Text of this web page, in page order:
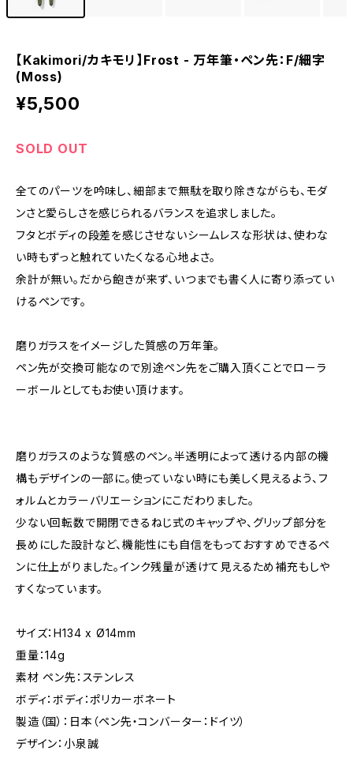
【Kakimori/カキモリ】Frost - 万年筆・ペン先：F/細字
(Moss)
¥5,500
SOLD OUT
全てのパーツを吟味し、細部まで無駄を取り除きながらも、モダ
ンさと愛らしさを感じられるバランスを追求しました。
フタとボディの段差を感じさせないシームレスな形状は、使わな
い時もずっと触れていたくなる心地よさ。
余計が無い。だから飽きが来ず、いつまでも書く人に寄り添ってい
けるペンです。
磨りガラスをイメージした質感の万年筆。
ペン先が交換可能なので別途ペン先をご購入頂くことでローラ
ーボールとしてもお使い頂けます。
磨りガラスのような質感のペン。半透明によって透ける内部の機
構もデザインの一部に。使っていない時にも美しく見えるよう、フ
ォルムとカラーバリエーションにこだわりました。
少ない回転数で開閉できるねじ式のキャップや、グリップ部分を
長めにした設計など、機能性にも自信をもっておすすめできるペ
ンに仕上がりました。インク残量が透けて見えるため補充もしや
すくなっています。
サイズ：H134 x Ø14mm
重量：14g
素材 ペン先：ステンレス
ボディ：ボディ：ポリカーボネート
製造（国）：日本（ペン先・コンバーター：ドイツ）
デザイン：小泉誠